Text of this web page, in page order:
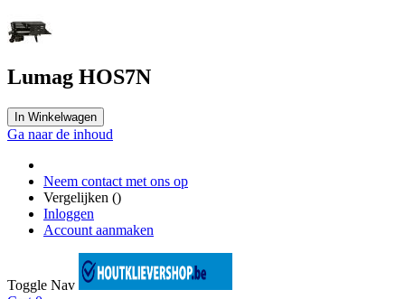
Lumag HOS7N
In Winkelwagen
Ga naar de inhoud
Neem contact met ons op
Vergelijken ()
Inloggen
Account aanmaken
Toggle Nav